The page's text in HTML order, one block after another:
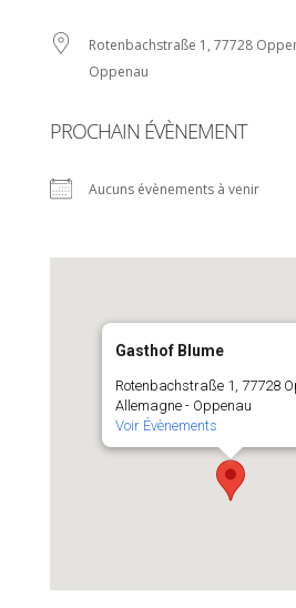
Rotenbachstraße 1, 77728
Oppenau
PROCHAIN ÉVÈNEMENT
Aucuns évènements à venir
Gasthof Blume
Rotenbachstraße 1, 77728
Allemagne - Oppenau
Voir Évènements